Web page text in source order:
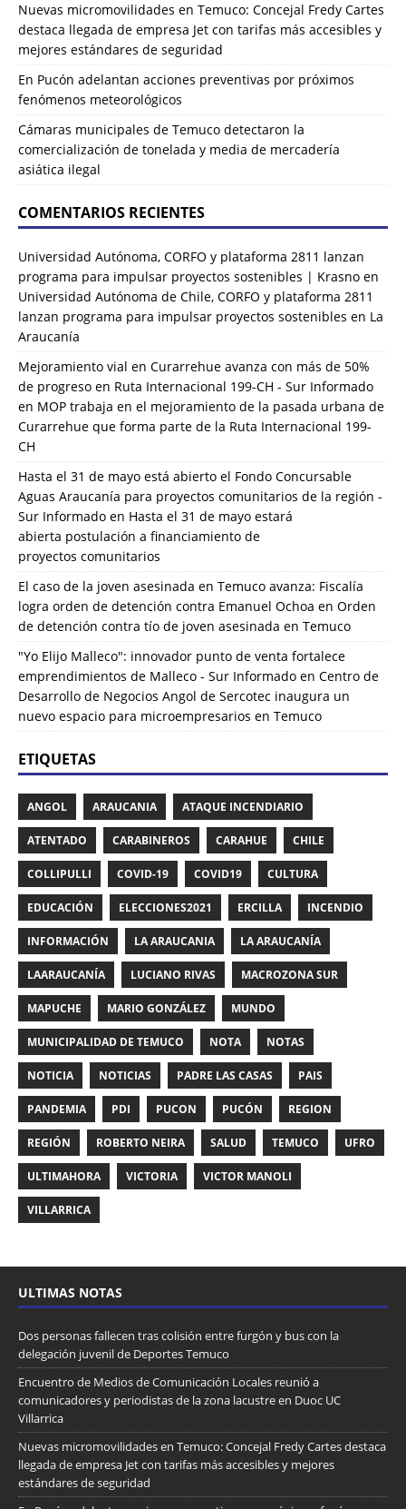
Nuevas micromovilidades en Temuco: Concejal Fredy Cartes
destaca llegada de empresa Jet con tarifas más accesibles y
mejores estándares de seguridad
En Pucón adelantan acciones preventivas por próximos
fenómenos meteorológicos
Cámaras municipales de Temuco detectaron la
comercialización de tonelada y media de mercadería
asiática ilegal
COMENTARIOS RECIENTES
Universidad Autónoma, CORFO y plataforma 2811 lanzan
programa para impulsar proyectos sostenibles | Krasno en
Universidad Autónoma de Chile, CORFO y plataforma 2811
lanzan programa para impulsar proyectos sostenibles en La
Araucanía
Mejoramiento vial en Curarrehue avanza con más de 50%
de progreso en Ruta Internacional 199-CH - Sur Informado
en MOP trabaja en el mejoramiento de la pasada urbana de
Curarrehue que forma parte de la Ruta Internacional 199-
CH
Hasta el 31 de mayo está abierto el Fondo Concursable
Aguas Araucanía para proyectos comunitarios de la región -
Sur Informado en Hasta el 31 de mayo estará
abierta postulación a financiamiento de
proyectos comunitarios
El caso de la joven asesinada en Temuco avanza: Fiscalía
logra orden de detención contra Emanuel Ochoa en Orden
de detención contra tío de joven asesinada en Temuco
"Yo Elijo Malleco": innovador punto de venta fortalece
emprendimientos de Malleco - Sur Informado en Centro de
Desarrollo de Negocios Angol de Sercotec inaugura un
nuevo espacio para microempresarios en Temuco
ETIQUETAS
ANGOL ARAUCANIA ATAQUE INCENDIARIO
ATENTADO CARABINEROS CARAHUE CHILE
COLLIPULLI COVID-19 COVID19 CULTURA
EDUCACIÓN ELECCIONES2021 ERCILLA INCENDIO
INFORMACIÓN LA ARAUCANIA LA ARAUCANÍA
LAARAUCANÍA LUCIANO RIVAS MACROZONA SUR
MAPUCHE MARIO GONZÁLEZ MUNDO
MUNICIPALIDAD DE TEMUCO NOTA NOTAS
NOTICIA NOTICIAS PADRE LAS CASAS PAIS
PANDEMIA PDI PUCON PUCÓN REGION
REGIÓN ROBERTO NEIRA SALUD TEMUCO UFRO
ULTIMAHORA VICTORIA VICTOR MANOLI
VILLARRICA
ULTIMAS NOTAS
Dos personas fallecen tras colisión entre furgón y bus con la
delegación juvenil de Deportes Temuco
Encuentro de Medios de Comunicación Locales reunió a
comunicadores y periodistas de la zona lacustre en Duoc UC
Villarrica
Nuevas micromovilidades en Temuco: Concejal Fredy Cartes destaca
llegada de empresa Jet con tarifas más accesibles y mejores
estándares de seguridad